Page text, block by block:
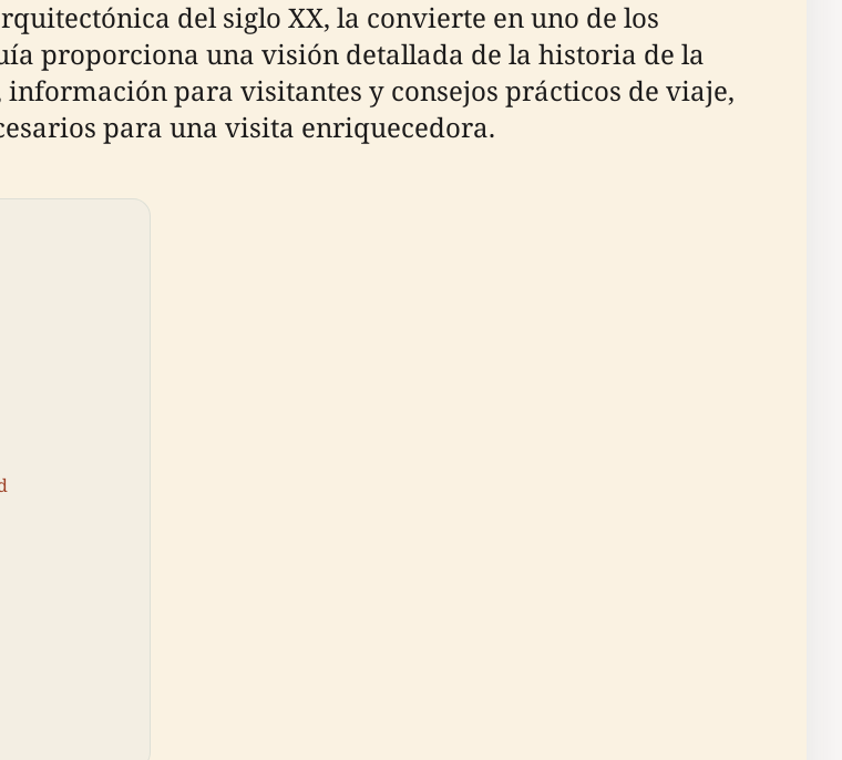
del siglo XX, la convierte en uno de los
proporciona una visión detallada de la historia de la
para visitantes y consejos prácticos de viaje,
para una visita enriquecedora.